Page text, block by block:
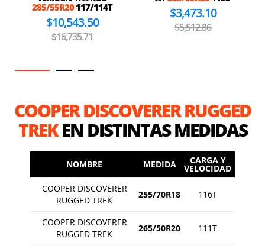
285/55R20117/114T
$10,543.50
$16,735.71
$3,473.10
$5,512.86
COOPER DISCOVERER RUGGED
TREKEN DISTINTAS MEDIDAS
NOMBRE MEDIDA CARGA Y
VELOCIDAD
COOPER DISCOVERER
RUGGED TREK
255/70R18 116T
COOPER DISCOVERER
RUGGED TREK
265/50R20 111T